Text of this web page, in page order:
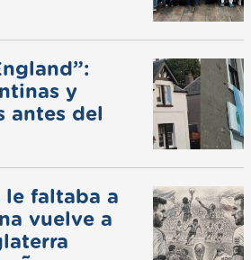
y
antes del
faltaba a
vuelve a